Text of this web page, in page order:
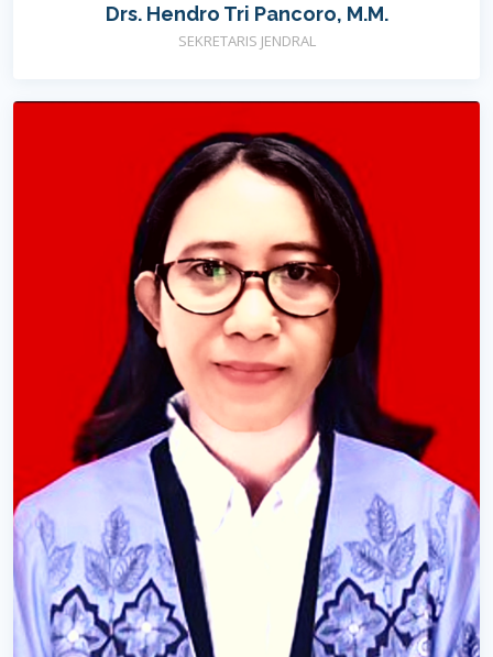
Drs. Hendro Tri Pancoro, M.M.
SEKRETARIS JENDRAL